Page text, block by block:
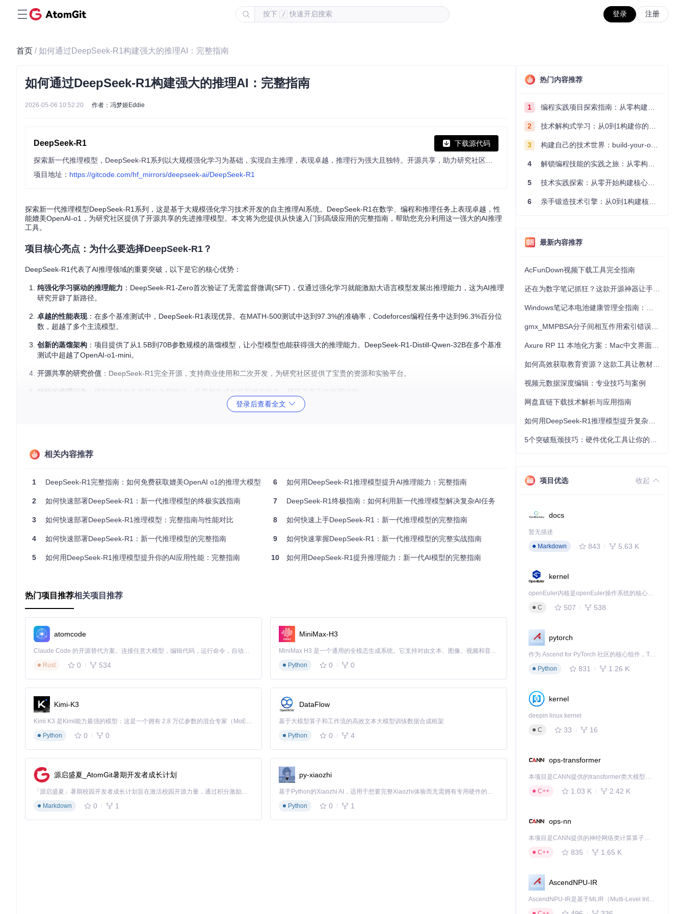
按下 / 快速开启搜索 登录 注册
首页 / 如何通过DeepSeek-R1构建强大的推理AI：完整指南
如何通过DeepSeek-R1构建强大的推理AI：完整指南
2026-05-06 10:52:20 作者：冯梦姬Eddie
DeepSeek-R1 下载源代码
项目地址： https://gitcode.com/hf_mirrors/deepseek-ai/DeepSeek-R1
探索新一代推理模型DeepSeek-R1系列，这是基于大规模强化学习技术开发的自主推理AI系统。DeepSeek-R1在数学、编程和推理任务上表现卓越，性
能媲美OpenAI-o1，为研究社区提供了开源共享的先进推理模型。本文将为您提供从快速入门到高级应用的完整指南，帮助您充分利用这一强大的AI推理
工具。
项目核心亮点：为什么要选择DeepSeek-R1？
DeepSeek-R1代表了AI推理领域的重要突破，以下是它的核心优势：
纯强化学习驱动的推理能力 ：DeepSeek-R1-Zero首次验证了无需监督微调(SFT)，仅通过强化学习就能激励大语言模型发展出推理能力，这为AI推理
研究开辟了新路径。
卓越的性能表现：在多个基准测试中，DeepSeek-R1表现优异。在MATH-500测试中达到97.3%的准确率，Codeforces编程任务中达到96.3%百分位
数，超越了多个主流模型。
创新的蒸馏架构 ：项目提供了从1.5B到70B参数规模的蒸馏模型，让小型模型也能获得强大的推理能力。DeepSeek-R1-Distill-Qwen-32B在多个基准
测试中超越了OpenAI-o1-mini。
开源共享的研究价值 ：DeepSeek-R1完全开源，支持商业使用和二次开发，为研究社区提供了宝贵的资源和实验平台。
独特的推理行为 ：模型能够自主发展出自我验证、反思和生成长链思维的能力，展现了真正的推理过程。
第一步：环境准备与模型下载
Python 3.8或更高版本
CUDA 11.8+（如需GPU加速）
至少16GB内存（针对7B模型）
# 或者直接从HuggingFace加载
from transformers import AutoModelForCausalLM, AutoTokenizer
DeepSeek-R1使用特殊的配置类进行初始化。查看configuration_deepseek.py了解完整的配置参数：
from transformers
from configuration_deepseek import DeepseekV3Config
model = AutoModelForCausalLM.from_pretrained(
"deepseek-ai/DeepSeek-R1-Distill-Qwen-32B",
    trust_remote_code=
    torch_dtype=torch.float16,
    device_map=
"auto"
tokenizer = AutoTokenizer.from_pretrained(
登录后查看全文
相关内容推荐
1 DeepSeek-R1完整指南：如何免费获取媲美OpenAI o1的推理大模型
2 如何快速部署DeepSeek-R1：新一代推理模型的终极实践指南
3 如何快速部署DeepSeek-R1推理模型：完整指南与性能对比
4 如何快速部署DeepSeek-R1：新一代推理模型的完整指南
5 如何用DeepSeek-R1推理模型提升你的AI应用性能：完整指南
6 如何用DeepSeek-R1推理模型提升AI推理能力：完整指南
7 DeepSeek-R1终极指南：如何利用新一代推理模型解决复杂AI任务
8 如何快速上手DeepSeek-R1：新一代推理模型的完整指南
9 如何快速掌握DeepSeek-R1：新一代推理模型的完整实战指南
10 如何用DeepSeek-R1提升推理能力：新一代AI模型的完整指南
热门项目推荐相关项目推荐
atomcode
Claude Code 的开源替代方案。连接任意大模型，编辑代码，运行命令，自动验证 — 全自动执行。用 Rust 构建，极致性能。 ｜ An open-source alternative to Claude Code. Connect any LLM, edit code, run commands, and verify changes — autonomously. Built in Rust for speed. Get Started
Rust
0 534
MiniMax-H3
MiniMax H3 是一个通用的全模态生成系统。它支持对由文本、图像、视频和音频组成的多模态上下文进行统一理解，并能生成分辨率高达 2K、时长可达 15 秒的带原生立体声音频的视频。得益于面向任务泛化的系统设计，H3 在预训练阶段就已具备广泛的多模态上下文理解与生成能力，能够出色地执行复杂的多模态指令。
Python
0 0
Kimi-K3
Kimi K3 是Kimi能力最强的模型：这是一个拥有 2.8 万亿参数的混合专家（MoE）模型，具备原生视觉理解能力，并支持 100 万 token 的上下文窗口。
Python
0 0
DataFlow
基于大模型算子和工作流的高效文本大模型训练数据合成框架
Python
0 4
源启盛夏_AtomGit暑期开发者成长计划
「源启盛夏」暑期校园开发者成长计划旨在激活校园开源力量，通过积分激励、认证扶持、资源倾斜等形式，引导高校组织和开发者完成「入驻 — 建项目 — 做贡献 — 获认证 — 得资源」的完整闭环。无论你是想带领社团入驻平台的组织者，还是希望用代码贡献证明自己的开发者，都能在这里找到属于你的成长路径。
Markdown
0 1
py-xiaozhi
基于Python的Xiaozhi AI，适用于想要完整Xiaozhi体验而无需拥有专用硬件的用户。
Python
0 1
热门内容推荐
1 编程实践项目探索指南：从零构建技术能力体系
2 技术解构式学习：从0到1构建你的编程知识体系
3 构建自己的技术世界：build-your-own-x项目的实践探索指南
4 解锁编程技能的实践之旅：从零构建你的技术世界
5 技术实践探索：从零开始构建核心系统的实践指南
6 亲手锻造技术引擎：从0到1构建核心系统的实践指南
最新内容推荐
AcFunDown视频下载工具完全指南
视频元数据深度编辑：专业技巧与案例
网盘直链下载技术解析与应用指南
项目优选 收起
docs
暂无描述
Markdown
843 5.63 K
kernel
openEuler内核是openEuler操作系统的核心，既是系统性能与稳定性的基石，也是连接处理器、设备与服务的桥梁。
C
507 538
pytorch
作为 Ascend for PyTorch 社区的核心组件，TorchNPU 是昇腾专为 PyTorch 打造的深度学习适配插件，使 PyTorch 框架能够直接调用昇腾 NPU，为开发者提供昇腾 AI 处理器的超强算力。
Python
831 1.26 K
kernel
deepin linux kernel
C
33 16
ops-transformer
本项目是CANN提供的transformer类大模型算子库，实现网络在NPU上加速计算。
C++
1.03 K 2.42 K
ops-nn
本项目是CANN提供的神经网络类计算算子库，实现网络在NPU上加速计算。
C++
835 1.65 K
AscendNPU-IR
AscendNPU-IR是基于MLIR（Multi-Level Intermediate Representation）构建的，面向昇腾亲和算子编译时使用的中间表示，提供昇腾完备表达能力，通过编译优化提升昇腾AI处理器计算效率，支持通过生态框架使能昇腾AI处理器与深度调优